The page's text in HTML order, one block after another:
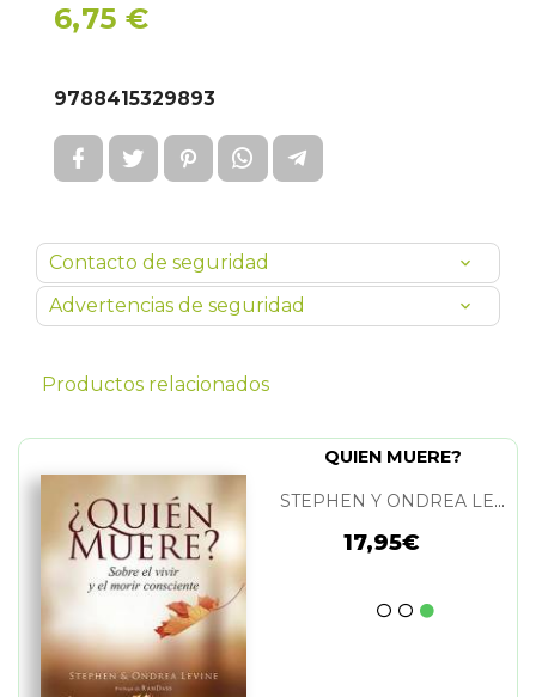
6,75 €
9788415329893
Contacto de seguridad
Advertencias de seguridad
Productos relacionados
QUIEN MUERE?
STEPHEN Y ONDREA LEVINE
17,95€